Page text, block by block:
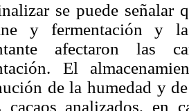
se puede señalar
y fermentación y
afectaron las
El
de la humedad y
cacaos analizados, en